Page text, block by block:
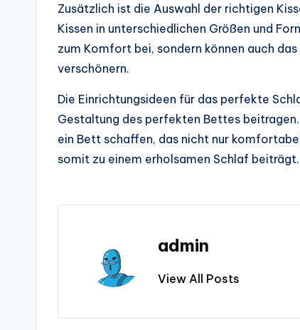
Zusätzlich ist die Auswahl der richtigen
Kissen in unterschiedlichen Größen und
zum Komfort bei, sondern können auch
verschönern.
Die Einrichtungsideen für das perfekte
Gestaltung des perfekten Bettes
ein Bett schaffen, das nicht nur
somit zu einem erholsamen Schlaf beiträgt.
admin
View All Posts